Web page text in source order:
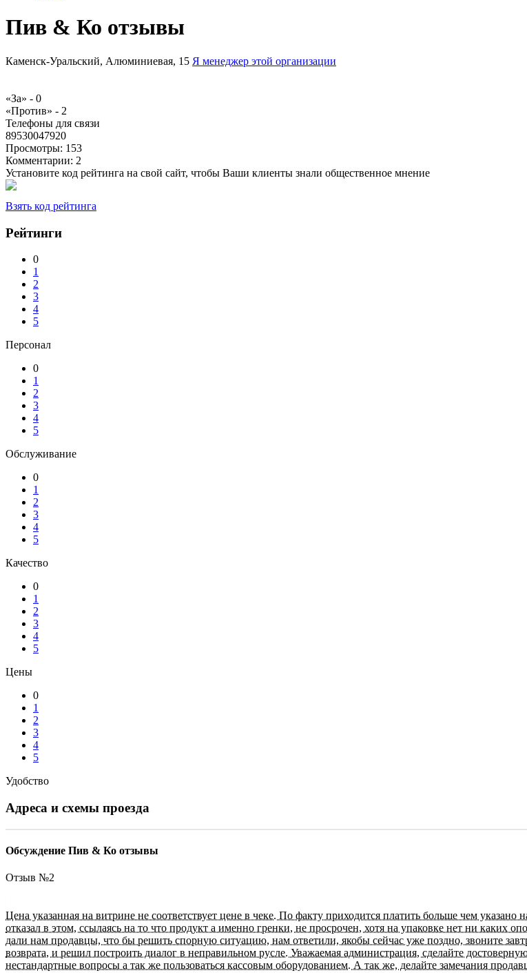
Пив & Ко отзывы
Каменск-Уральский, Алюминиевая, 15 Я менеджер этой организации
«За» - 0
«Против» - 2
Телефоны для связи
89530047920
Просмотры: 153
Комментарии: 2
Установите код рейтинга на свой сайт, чтобы Ваши клиенты знали общественное мнение
Взять код рейтинга
Рейтинги
0
1
2
3
4
5
Персонал
0
1
2
3
4
5
Обслуживание
0
1
2
3
4
5
Качество
0
1
2
3
4
5
Цены
0
1
2
3
4
5
Удобство
Адреса и схемы проезда
Обсуждение Пив & Ко отзывы
Отзыв №2
Цена указанная на витрине не соответствует цене в чеке. По факту приходится платить больше чем
отказал в этом, ссылаясь на то что продукт а именно гренки, не просрочен, хотя на упаковке нет ни каких
дали нам продавцы, что бы решить спорную ситуацию, нам ответили, якобы сейчас уже поздно, звоните
возврата, и решил построить диалог в неправильном русле. Уважаемая администрация, сделайте
нестандартные вопросы а так же пользоваться кассовым оборудованием. А так же, делайте замечания